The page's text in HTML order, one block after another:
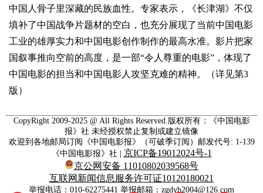
中国人骨子里深藏的民族血性。专家表示，《长津湖》不仅
填补了中国战争片题材的空白，也充分展现了当前中国电影
工业的雄厚实力和中国电影创作制作的最高水准。影片把家
国叙事推向空前的高度，是一部“令人尊重的电影”，体现了
中国电影的担当和中国电影人攻坚克难的精神。
（详见第3
版）
CopyRight 2009-2025 @ All Rights Reserved.版权所有：《中国电影
报》社 未经授权禁止复制或建立镜像
欢迎到各地邮局订阅《中国电影报》（可破季订阅）邮发代号: 1-139
《中国电影报》社 | 京ICP备19012024号-1
京公网安备 11010802039568号
互联网新闻信息服务许可证10120180021
举报电话：010-62275441 举报邮箱：zgdyb2004@126.com